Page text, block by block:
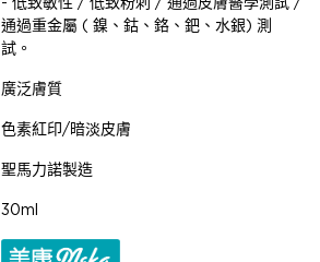
- 低致敏性 / 低致粉刺 / 通過皮膚醫學測試 /
通過重金屬 ( 鎳、鈷、鉻、鈀、水銀) 測
試。
廣泛膚質
色素紅印/暗淡皮膚
聖馬力諾製造
30ml